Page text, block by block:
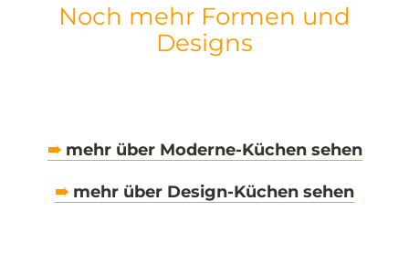
Noch mehr Formen und
Designs
➠mehr über Moderne-Küchen sehen
➠ mehr über Design-Küchen sehen